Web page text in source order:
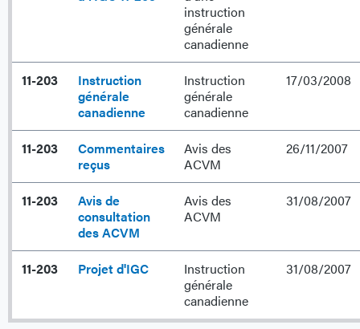
instruction
générale
canadienne
11-203
Instruction
générale
canadienne
Instruction
générale
canadienne
17/03/2008
11-203
Commentaires
reçus
Avis des
ACVM
26/11/2007
11-203
Avis de
consultation
des ACVM
Avis des
ACVM
31/08/2007
11-203 Projet d'IGC
Instruction
générale
canadienne
31/08/2007